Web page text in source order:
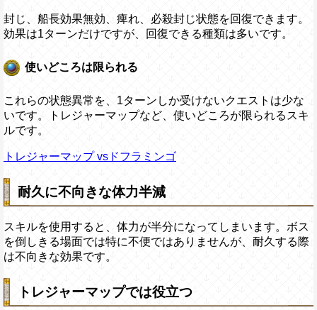
封じ、船長効果無効、痺れ、必殺封じ状態を回復できます。
効果は1ターンだけですが、回復できる種類は多いです。
使いどころは限られる
これらの状態異常を、1ターンしか受けないクエストは少な
いです。トレジャーマップなど、使いどころが限られるスキ
ルです。
トレジャーマップ vsドフラミンゴ
耐久に不向きな体力半減
スキルを使用すると、体力が半分になってしまいます。ボス
を倒しきる場面では特に不便ではありませんが、耐久する際
は不向きな効果です。
トレジャーマップでは役立つ